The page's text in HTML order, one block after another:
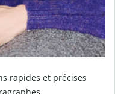
rapides et précises